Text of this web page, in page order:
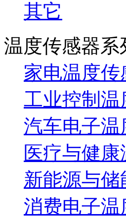
其它
温度传感器系
家电温度传
工业控制温
汽车电子温
医疗与健
新能源与
消费电子温